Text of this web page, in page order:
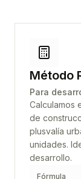
Método
Para
Calculamos
de
plusvalía
unidades.
desarrollo.
Fórmula